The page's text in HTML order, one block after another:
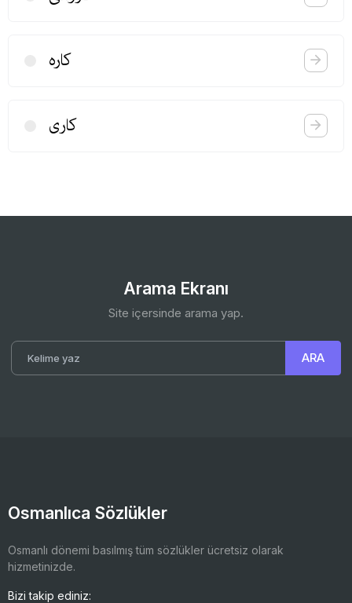
كاره
كاری
Arama Ekranı
Site içersinde arama yap.
Osmanlıca Sözlükler
Osmanlı dönemi basılmış tüm sözlükler ücretsiz olarak
hizmetinizde.
Bizi takip ediniz: